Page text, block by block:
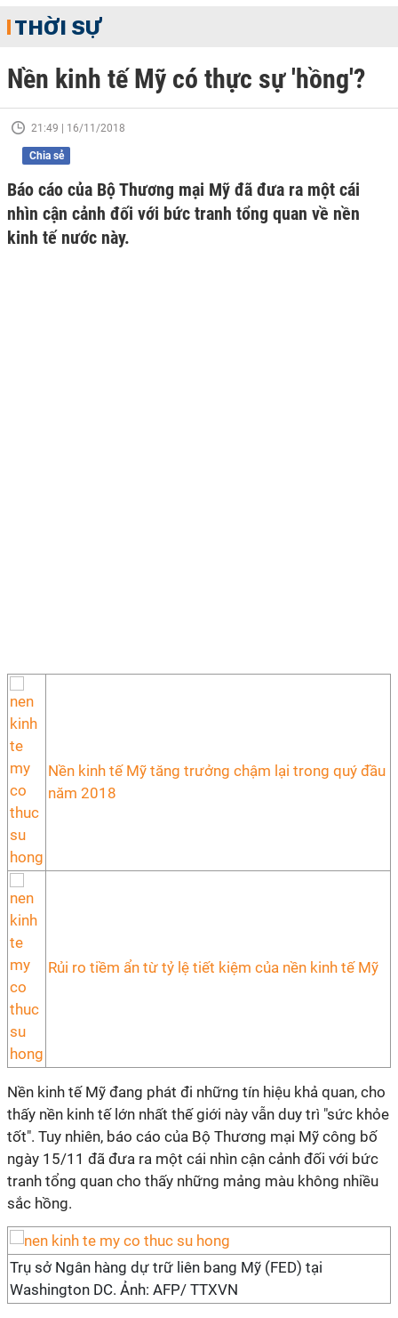
THỜI SỰ
Nền kinh tế Mỹ có thực sự 'hồng'?
21:49 | 16/11/2018
Chia sẻ
Báo cáo của Bộ Thương mại Mỹ đã đưa ra một cái
nhìn cận cảnh đối với bức tranh tổng quan về nền
kinh tế nước này.
Nền kinh tế Mỹ tăng trưởng chậm lại trong quý đầu
năm 2018
Rủi ro tiềm ẩn từ tỷ lệ tiết kiệm của nền kinh tế Mỹ
Nền kinh tế Mỹ đang phát đi những tín hiệu khả quan, cho
thấy nền kinh tế lớn nhất thế giới này vẫn duy trì "sức khỏe
tốt". Tuy nhiên, báo cáo của Bộ Thương mại Mỹ công bố
ngày 15/11 đã đưa ra một cái nhìn cận cảnh đối với bức
tranh tổng quan cho thấy những mảng màu không nhiều
sắc hồng.
Trụ sở Ngân hàng dự trữ liên bang Mỹ (FED) tại
Washington DC. Ảnh: AFP/ TTXVN